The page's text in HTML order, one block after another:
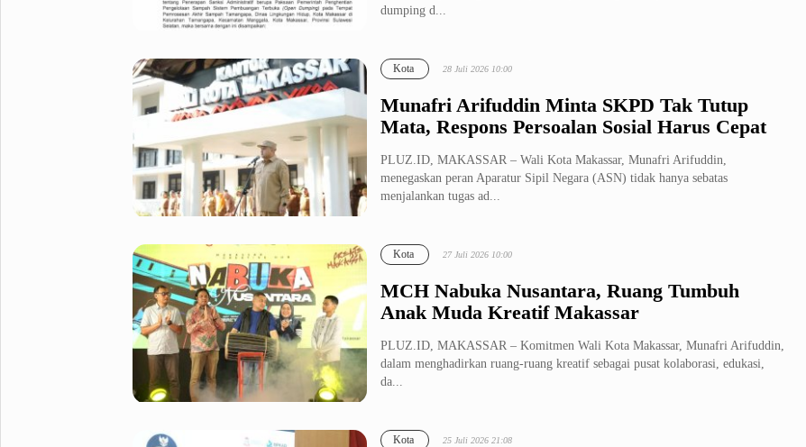
dumping d...
Munafri Arifuddin Minta SKPD Tak Tutup
Mata, Respons Persoalan Sosial Harus Cepat
Kota 28 Juli 2026 10:00
PLUZ.ID, MAKASSAR – Wali Kota Makassar, Munafri Arifuddin,
menegaskan peran Aparatur Sipil Negara (ASN) tidak hanya sebatas
menjalankan tugas ad...
MCH Nabuka Nusantara, Ruang Tumbuh
Anak Muda Kreatif Makassar
Kota 27 Juli 2026 10:00
PLUZ.ID, MAKASSAR – Komitmen Wali Kota Makassar, Munafri Arifuddin,
dalam menghadirkan ruang-ruang kreatif sebagai pusat kolaborasi, edukasi,
da...
Kota 25 Juli 2026 21:08